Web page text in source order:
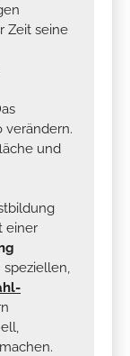
Zeit seine
verändern.
und
einer
speziellen,